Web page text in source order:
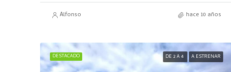
Alfonso hace 10 años
DESTACADO DE 2 A 4 A ESTRENAR